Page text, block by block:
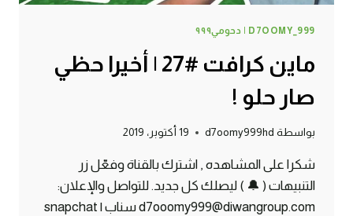
D7OOMY_999 | دحومي٩٩٩
ماين كرافت #27 | أخيرا حظي
صار حلو !
بواسطة d7oomy999hd 19 أكتوبر، 2019
شكرا على المشاهده , اشترك بالقناة وفعّل زر
التنبيهات ( 🔔 ) ليصلك كل جديد. للتواصل والإعلان:
d7ooomy999@diwangroup.com سناب | snapchat